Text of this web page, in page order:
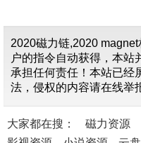
2020磁力链,2020
户的指令自动获得，本站
承担任何责任！本站已经
法，侵权的内容请在线举
大家都在搜： 磁力资源